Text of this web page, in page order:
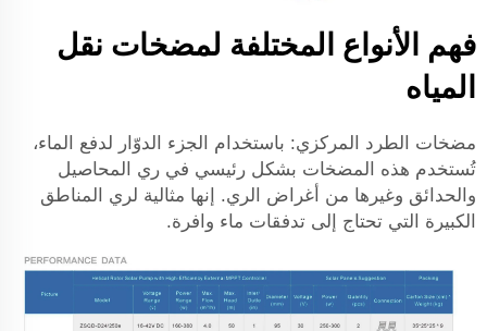
فهم الأنواع المختلفة لمضخات نقل
المياه
مضخات الطرد المركزي: باستخدام الجزء الدوّار لدفع الماء،
تُستخدم هذه المضخات بشكل رئيسي في ري المحاصيل
والحدائق وغيرها من أغراض الري. إنها مثالية لري المناطق
الكبيرة التي تحتاج إلى تدفقات ماء وافرة.